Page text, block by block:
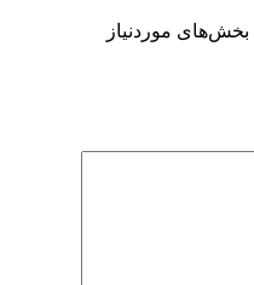
بخش‌های موردنیاز